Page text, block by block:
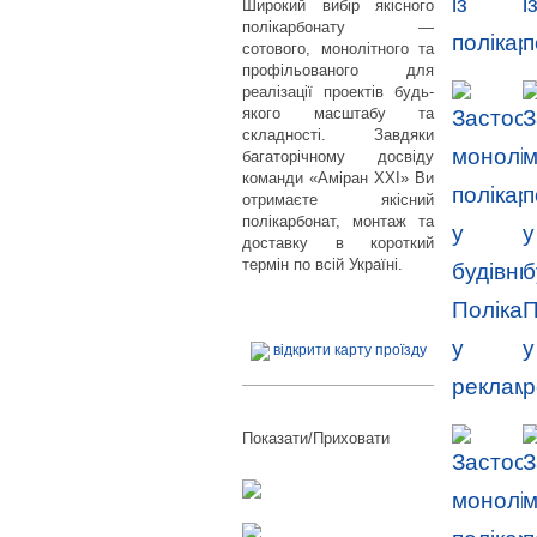
Широкий вибір якісного
полікарбонату —
сотового, монолітного та
профільованого для
реалізації проектів будь-
якого масштабу та
складності. Завдяки
багаторічному досвіду
команди «Аміран XXI» Ви
отримаєте якісний
полікарбонат, монтаж та
доставку в короткий
термін по всій Україні.
відкрити карту проїзду
Показати/Приховати